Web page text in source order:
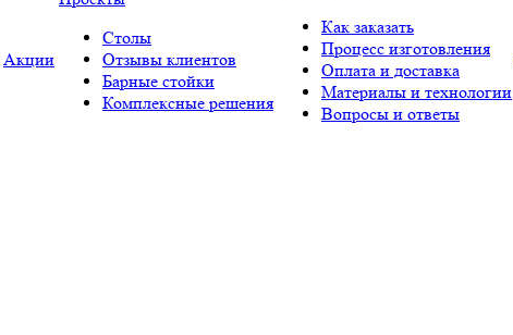
Акции
Столы
Отзывы клиентов
Барные стойки
Комплексные решения
Как заказать
Процесс изготовления
Оплата и доставка
Материалы и технологии
Вопросы и ответы